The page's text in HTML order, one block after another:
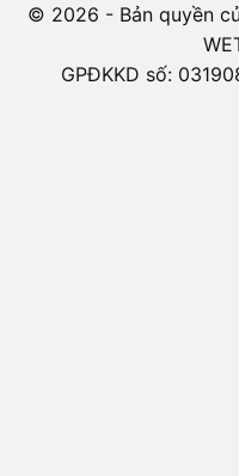
© 2026 - Bản quyền
GPĐKKD số: